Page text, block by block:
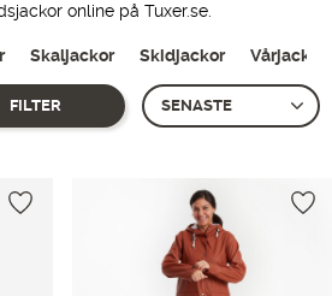
online på Tuxer.se.
FILTER
Skaljackor Skidjackor Vårjackor